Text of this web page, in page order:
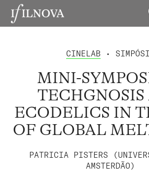
CINELAB •
MINI-
TECHGNOSIS
ECODELICS IN
OF GLOBAL
PATRICIA PISTERS
AMSTERDÃO)